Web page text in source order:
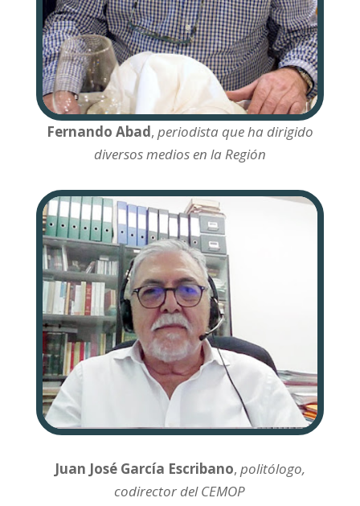
Fernando Abad, periodista que ha dirigido
diversos medios en la Región
Juan José García Escribano, politólogo,
codirector del CEMOP